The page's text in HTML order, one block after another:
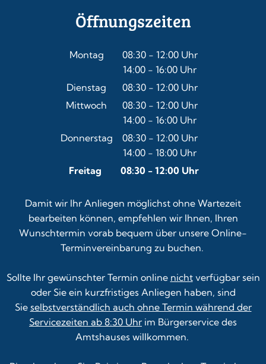
Öffnungszeiten
Montag 08:30- 12:00Uhr
Von 08:30 bis 12:00 Uhr
14:00 - 16:00 Uhr
Von 14:00 bis 16:00 Uhr
Dienstag 08:30- 12:00Uhr
Von 08:30 bis 12:00 Uhr
Mittwoch 08:30- 12:00Uhr
Von 08:30 bis 12:00 Uhr
14:00 - 16:00 Uhr
Von 14:00 bis 16:00 Uhr
Donnerstag 08:30- 12:00Uhr
Von 08:30 bis 12:00 Uhr
14:00 - 18:00 Uhr
Von 14:00 bis 18:00 Uhr
Freitag 08:30 - 12:00 Uhr
Damit wir Ihr Anliegen möglichst ohne Wartezeit
bearbeiten können, empfehlen wir Ihnen, Ihren
Wunschtermin vorab bequem über unsere Online-
Terminvereinbarung zu buchen.
Sollte Ihr gewünschter Termin online nichtverfügbar sein
oder Sie ein kurzfristiges Anliegen haben, sind
Sie selbstverständlich auch ohne Termin während der
Servicezeiten ab 8:30 Uhr im Bürgerservice des
Amtshauses willkommen.